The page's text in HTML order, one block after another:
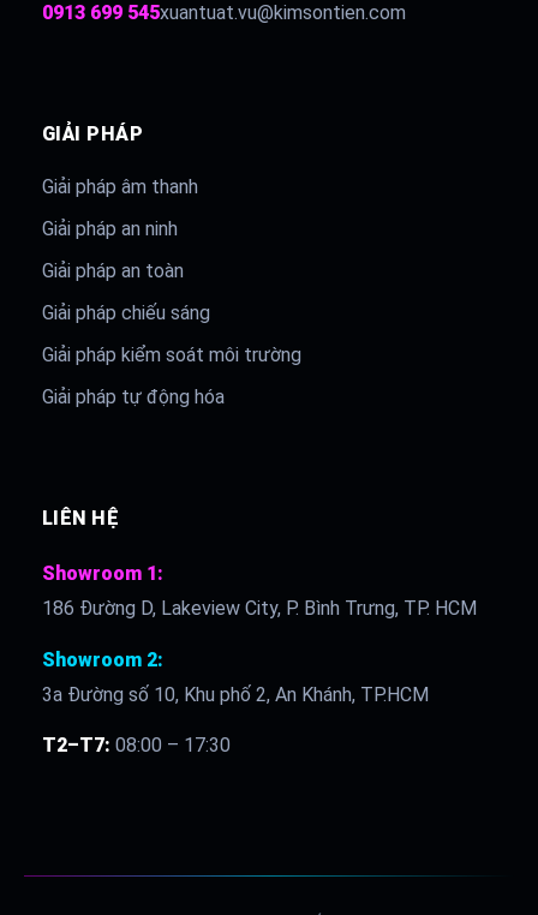
0913 699 545xuantuat.vu@kimsontien.com
GIẢI PHÁP
Giải pháp âm thanh
Giải pháp an ninh
Giải pháp an toàn
Giải pháp chiếu sáng
Giải pháp kiểm soát môi trường
Giải pháp tự động hóa
LIÊN HỆ
Showroom 1:
186 Đường D, Lakeview City, P. Bình Trưng, TP. HCM
Showroom 2:
3a Đường số 10, Khu phố 2, An Khánh, TP.HCM
T2–T7: 08:00 – 17:30